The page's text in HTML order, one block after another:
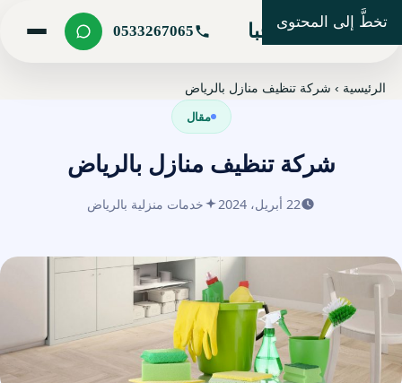
تخطَّ إلى المحتوى
شركة مرحبا 0533267065
الرئيسية ›شركة تنظيف منازل بالرياض
مقال
شركة تنظيف منازل بالرياض
22 أبريل، 2024 خدمات منزلية بالرياض